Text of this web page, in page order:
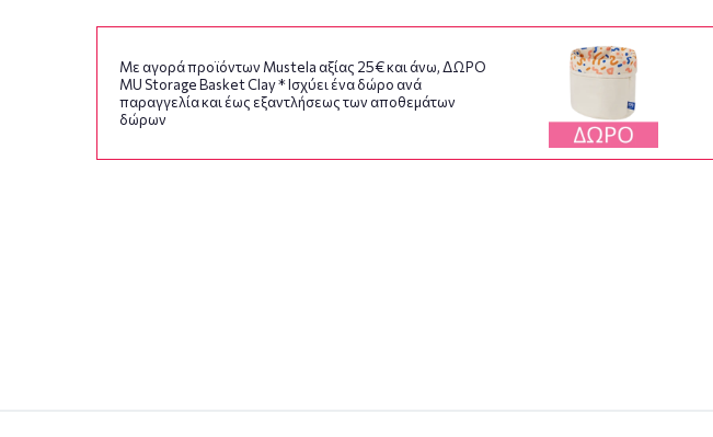
Με αγορά προϊόντων Mustela αξίας 25€ και άνω, ΔΩΡΟ
MU Storage Basket Clay * Ισχύει ένα δώρο ανά
παραγγελία και έως εξαντλήσεως των αποθεμάτων
δώρων